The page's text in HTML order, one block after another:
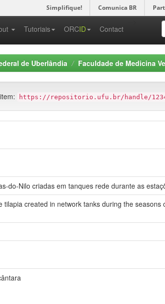
Simplifique! Comunica BR
Tutoriais ORCID Contact
de Uberlândia Faculdade de Medicina
https://repositorio.ufu.br/handle/
do-Nilo criadas em tanques rede durante as
tilapia created in network tanks during the